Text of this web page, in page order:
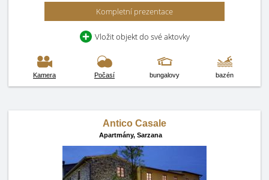
Kompletní prezentace
Vložit objekt do své aktovky
Kamera Počasí bungalovy bazén
Antico Casale
Apartmány, Sarzana